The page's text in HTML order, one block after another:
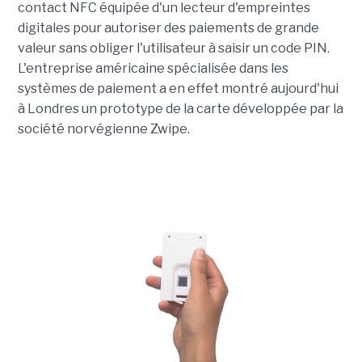
contact NFC équipée d'un lecteur d'empreintes
digitales pour autoriser des paiements de grande
valeur sans obliger l'utilisateur à saisir un code PIN.
L'entreprise américaine spécialisée dans les
systèmes de paiement a en effet montré aujourd'hui
à Londres un prototype de la carte développée par la
société norvégienne Zwipe.